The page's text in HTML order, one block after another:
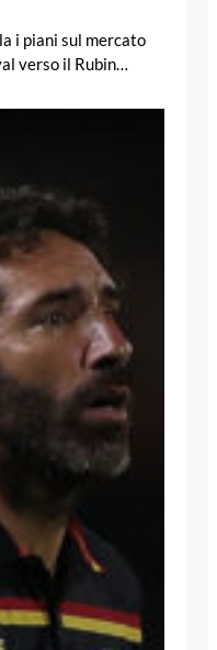
i piani sul mercato
verso il Rubin…